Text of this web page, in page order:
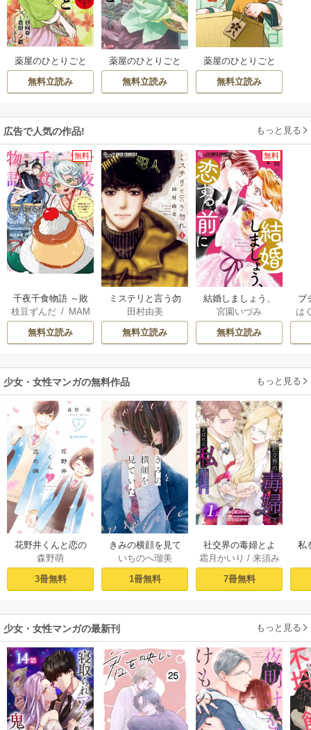
薬屋のひとりごと
～猫猫の後宮謎解
き手帳～
無料立読み
薬屋のひとりごと
無料立読み
薬屋のひとりごと
外伝 小蘭回想録
無料立読み
広告で人気の作品! もっと見る
無料
千夜千食物語 ～敗
国の姫ですが氷の
皇子殿下がどうも
溺愛してくれてい
枝豆ずんだ/ MAM
AKOTO/鴉羽凛燈
無料立読み
ミステリと言う勿
れ
田村由美
無料立読み
無料
結婚しましょう、
恋する前に
宮園いづみ
無料立読み
ブ
復
は
少女・女性マンガの無料作品 もっと見る
花野井くんと恋の
病（１）
森野萌
3冊無料
きみの横顔を見て
いた（１）
いちのへ瑠美
1冊無料
社交界の毒婦とよ
ばれる私～素敵な
辺境伯令息に腕を
折られたので、責
す～［ばら売り］
霜月かいり / 来須み
7冊無料
私
少女・女性マンガの最新刊 もっと見る